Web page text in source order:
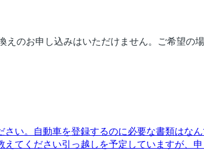
のお申し込みはいただけません。ご希望の
い。 自動車を登録するのに必要な書類はなん
えてください引っ越しを予定していますが、